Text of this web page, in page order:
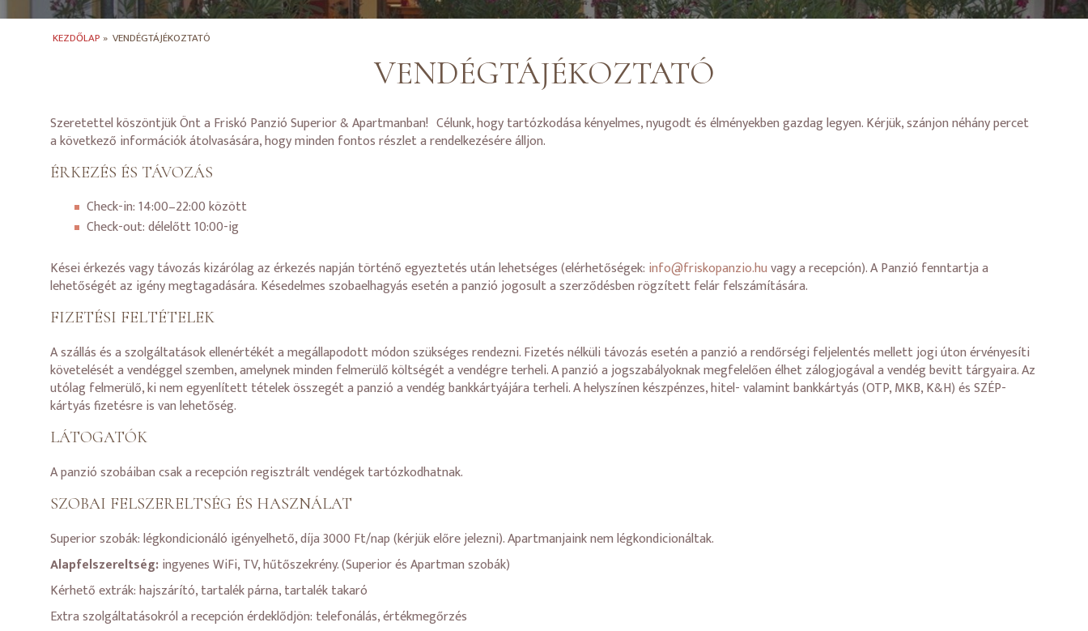
KEZDŐLAP » VENDÉGTÁJÉKOZTATÓ
VENDÉGTÁJÉKOZTATÓ
Szeretettel köszöntjük Önt a Friskó Panzió Superior & Apartmanban! Célunk, hogy tartózkodása kényelmes, nyugodt és élményekben gazdag legyen. Kérjük, szánjon néhány percet
a következő információk átolvasására, hogy minden fontos részlet a rendelkezésére álljon.
ÉRKEZÉS ÉS TÁVOZÁS
Check-in: 14:00–22:00 között
Check-out: délelőtt 10:00-ig
Kései érkezés vagy távozás kizárólag az érkezés napján történő egyeztetés után lehetséges (elérhetőségek: info@friskopanzio.huvagy a recepción). A Panzió fenntartja a
lehetőségét az igény megtagadására. Késedelmes szobaelhagyás esetén a panzió jogosult a szerződésben rögzített felár felszámítására.
FIZETÉSI FELTÉTELEK
A szállás és a szolgáltatások ellenértékét a megállapodott módon szükséges rendezni. Fizetés nélküli távozás esetén a panzió a rendőrségi feljelentés mellett jogi úton érvényesíti
követelését a vendéggel szemben, amelynek minden felmerülő költségét a vendégre terheli. A panzió a jogszabályoknak megfelelően élhet zálogjogával a vendég bevitt tárgyaira. Az
utólag felmerülő, ki nem egyenlített tételek összegét a panzió a vendég bankkártyájára terheli. A helyszínen készpénzes, hitel- valamint bankkártyás (OTP, MKB, K&H) és SZÉP-
kártyás fizetésre is van lehetőség.
LÁTOGATÓK
A panzió szobáiban csak a recepción regisztrált vendégek tartózkodhatnak.
SZOBAI FELSZERELTSÉG ÉS HASZNÁLAT
Superior szobák: légkondicionáló igényelhető, díja 3000 Ft/nap (kérjük előre jelezni). Apartmanjaink nem légkondicionáltak.
Alapfelszereltség: ingyenes WiFi, TV, hűtőszekrény. (Superior és Apartman szobák)
Kérhető extrák: hajszárító, tartalék párna, tartalék takaró
Extra szolgáltatásokról a recepción érdeklődjön: telefonálás, értékmegőrzés